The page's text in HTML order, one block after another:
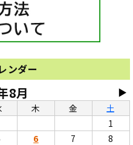
ンダー
▶
8月
木 金
土
1
6 7
8